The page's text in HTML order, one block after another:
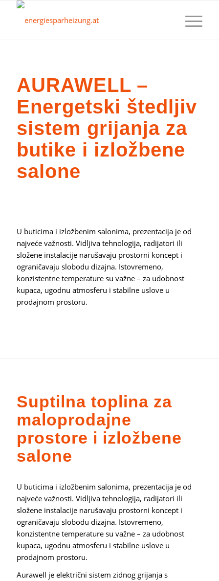
AURAWELL –
Energetski štedljiv
sistem grijanja za
butike i izložbene
salone
U buticima i izložbenim salonima, prezentacija je od
najveće važnosti. Vidljiva tehnologija, radijatori ili
složene instalacije narušavaju prostorni koncept i
ograničavaju slobodu dizajna. Istovremeno,
konzistentne temperature su važne – za udobnost
kupaca, ugodnu atmosferu i stabilne uslove u
prodajnom prostoru.
Suptilna toplina za
maloprodajne
prostore i izložbene
salone
U buticima i izložbenim salonima, prezentacija je od
najveće važnosti. Vidljiva tehnologija, radijatori ili
složene instalacije narušavaju prostorni koncept i
ograničavaju slobodu dizajna. Istovremeno,
konzistentne temperature su važne – za udobnost
kupaca, ugodnu atmosferu i stabilne uslove u
prodajnom prostoru.
Aurawell je električni sistem zidnog grijanja s